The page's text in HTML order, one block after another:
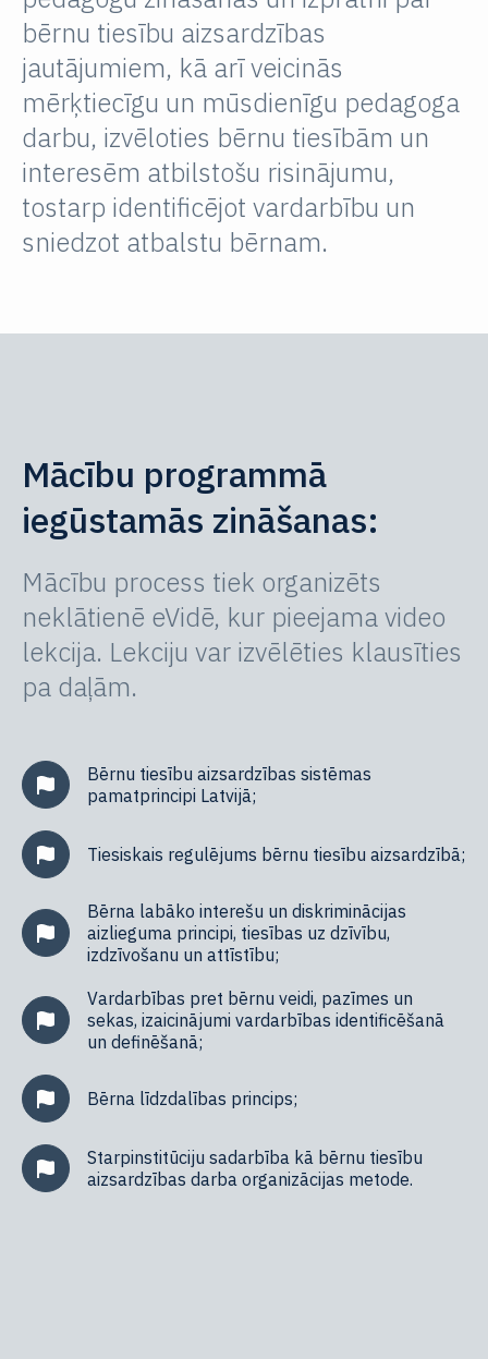
bērnu tiesību aizsardzības
jautājumiem, kā arī veicinās
mērķtiecīgu un mūsdienīgu pedagoga
darbu, izvēloties bērnu tiesībām un
interesēm atbilstošu risinājumu,
tostarp identificējot vardarbību un
sniedzot atbalstu bērnam.
Mācību programmā
iegūstamās zināšanas:
Mācību process tiek organizēts
neklātienē eVidē, kur pieejama video
lekcija. Lekciju var izvēlēties klausīties
pa daļām.
Bērnu tiesību aizsardzības sistēmas
pamatprincipi Latvijā;
Tiesiskais regulējums bērnu tiesību aizsardzībā;
Bērna labāko interešu un diskriminācijas
aizlieguma principi, tiesības uz dzīvību,
izdzīvošanu un attīstību;
Vardarbības pret bērnu veidi, pazīmes un
sekas, izaicinājumi vardarbības identificēšanā
un definēšanā;
Bērna līdzdalības princips;
Starpinstitūciju sadarbība kā bērnu tiesību
aizsardzības darba organizācijas metode.